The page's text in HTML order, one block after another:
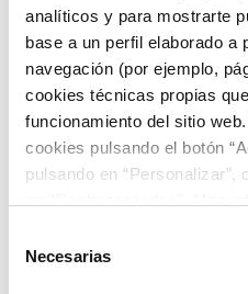
analíticos y para mostrarte
base a un perfil elaborado a
navegación (por ejemplo,
cookies técnicas propias
funcionamiento del sitio
cookies pulsando el botón
pulsando en
Necesarias
AudiA5